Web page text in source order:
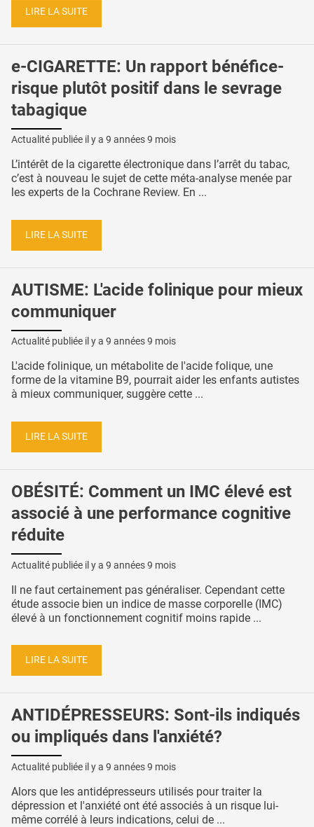
LIRE LA SUITE
e-CIGARETTE: Un rapport bénéfice-
risque plutôt positif dans le sevrage
tabagique
Actualité publiée il y a 9 années 9 mois
L’intérêt de la cigarette électronique dans l’arrêt du tabac,
c’est à nouveau le sujet de cette méta-analyse menée par
les experts de la Cochrane Review. En ...
LIRE LA SUITE
AUTISME: L'acide folinique pour mieux
communiquer
Actualité publiée il y a 9 années 9 mois
L'acide folinique, un métabolite de l'acide folique, une
forme de la vitamine B9, pourrait aider les enfants autistes
à mieux communiquer, suggère cette ...
LIRE LA SUITE
OBÉSITÉ: Comment un IMC élevé est
associé à une performance cognitive
réduite
Actualité publiée il y a 9 années 9 mois
Il ne faut certainement pas généraliser. Cependant cette
étude associe bien un indice de masse corporelle (IMC)
élevé à un fonctionnement cognitif moins rapide ...
LIRE LA SUITE
ANTIDÉPRESSEURS: Sont-ils indiqués
ou impliqués dans l'anxiété?
Actualité publiée il y a 9 années 9 mois
Alors que les antidépresseurs utilisés pour traiter la
dépression et l'anxiété ont été associés à un risque lui-
même corrélé à leurs indications, celui de ...